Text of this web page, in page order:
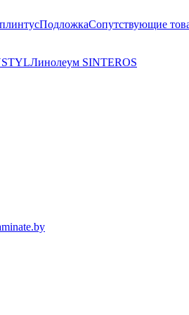
ПодложкаСопутствующие
Линолеум SINTEROS